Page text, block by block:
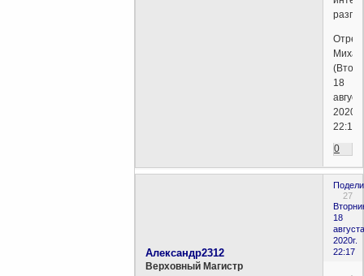
18
2020г.
22:19)
0
27
18
2020г.
22:17
Александр2312
Верховный Магистр